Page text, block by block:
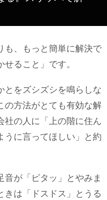
仕事を休むって有りかな無しか
どんな方法があるのかをご紹
も、もっと簡単に解決で
ること」です。
とをズシズシを鳴らしな
の方法がとても有効な解
社の人に「上の階に住ん
うに言ってほしい」と約
音が「ピタッ」とやみま
きは「ドスドス」とうる